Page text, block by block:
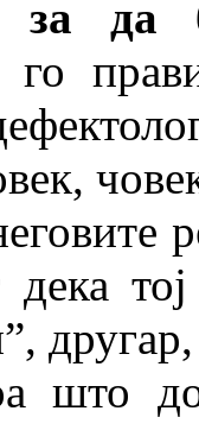
за да
го
дека
што до